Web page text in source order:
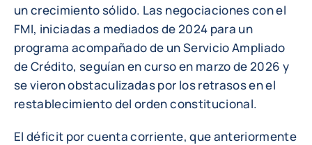
un crecimiento sólido. Las negociaciones con el
FMI, iniciadas a mediados de 2024 para un
programa acompañado de un Servicio Ampliado
de Crédito, seguían en curso en marzo de 2026 y
se vieron obstaculizadas por los retrasos en el
restablecimiento del orden constitucional.
El déficit por cuenta corriente, que anteriormente